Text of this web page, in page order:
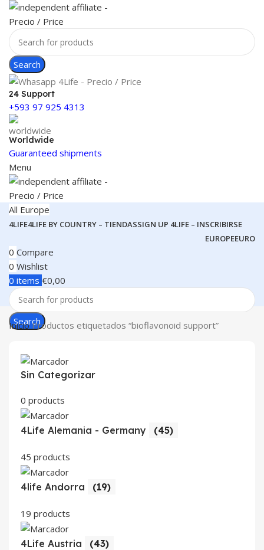
Search
24 Support
+593 97 925 4313
Worldwide
Guaranteed shipments
Menu
All Europe
4LIFE4LIFE BY COUNTRY – TIENDASSIGN UP 4LIFE – INSCRIBIRSE
EUROPEEURO
0 Compare
0 Wishlist
0 items €0,00
Search
InicioProductos etiquetados “bioflavonoid support”
Sin Categorizar
0 products
4Life Alemania - Germany (45)
45 products
4life Andorra (19)
19 products
4Life Austria (43)